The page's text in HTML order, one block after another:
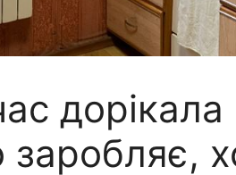
дорікала